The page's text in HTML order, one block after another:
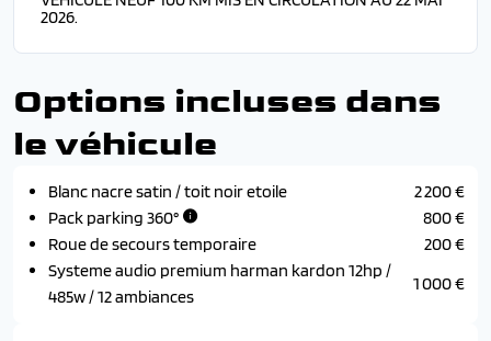
2026.
Options incluses dans
le véhicule
Blanc nacre satin / toit noir etoile
2 200 €
Pack parking 360°
800 €
Roue de secours temporaire
200 €
Systeme audio premium harman kardon 12hp /
485w / 12 ambiances
1 000 €